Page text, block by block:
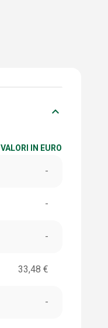
keyboard_arrow_down
VALORI IN EURO
-
-
-
33,48 €
-